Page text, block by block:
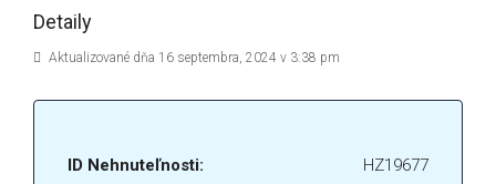
Detaily
Aktualizované dňa 16 septembra, 2024 v 3:38 pm
ID Nehnuteľnosti: HZ19677